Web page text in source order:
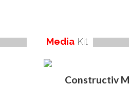
Media Kit
Constructiv